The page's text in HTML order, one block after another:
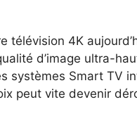
télévision 4K
d’image ultra-
systèmes Smart TV
peut vite devenir